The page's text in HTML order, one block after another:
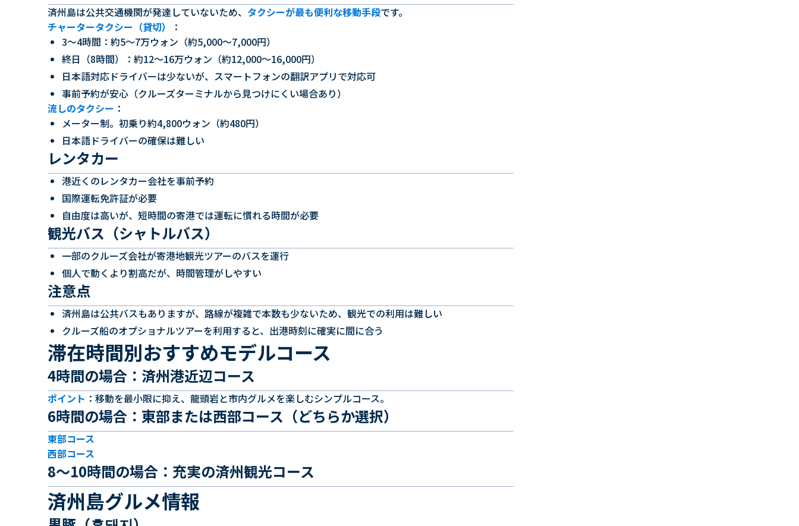
済州島は公共交通機関が発達していないため、 タクシーが最も便利な移動手段です。
チャータータクシー（貸切）
：
3〜4時間：約5〜7万ウォン（約5,000〜7,000円）
終日（8時間）：約12〜16万ウォン（約12,000〜16,000円）
日本語対応ドライバーは少ないが、スマートフォンの翻訳アプリで対応可
事前予約が安心（クルーズターミナルから見つけにくい場合あり）
流しのタクシー ：
メーター制。初乗り約4,800ウォン（約480円）
日本語ドライバーの確保は難しい
レンタカー
港近くのレンタカー会社を事前予約
国際運転免許証が必要
自由度は高いが、短時間の寄港では運転に慣れる時間が必要
観光バス（シャトルバス）
一部のクルーズ会社が寄港地観光ツアーのバスを運行
個人で動くより割高だが、時間管理がしやすい
注意点
済州島は公共バスもありますが、路線が複雑で本数も少ないため、観光での利用は難しい
クルーズ船のオプショナルツアーを利用すると、出港時刻に確実に間に合う
滞在時間別おすすめモデルコース
4時間の場合：済州港近辺コース
ポイント ：移動を最小限に抑え、龍頭岩と市内グルメを楽しむシンプルコース。
6時間の場合：東部または西部コース（どちらか選択）
東部コース
西部コース
8〜10時間の場合：充実の済州観光コース
済州島グルメ情報